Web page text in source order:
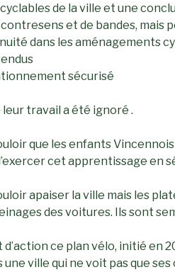
de la ville et une
et de bandes, mais
dans les aménagements
sécurisé
leur travail a été ignoré .
que les enfants
cet apprentissage en
apaiser la ville mais les
des voitures. Ils sont
ce plan vélo, initié en
une ville qui ne voit pas que